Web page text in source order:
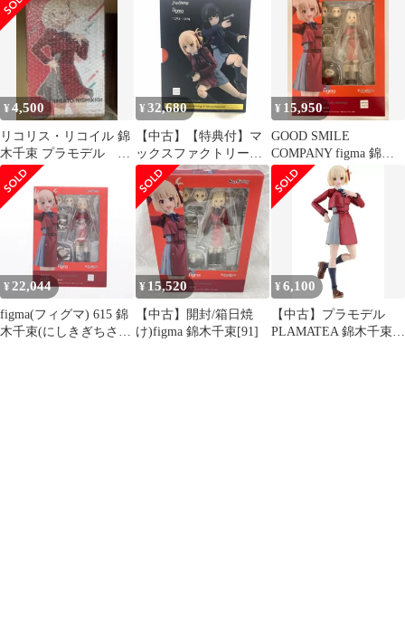
グマ) 錦木千束&井ノ上
たきなセット(にしきぎ
ちさと&いのうえたき
な) リコリス・リコイ
ル 完成品 可動フィギュ
ア マックスファクトリ
ー
¥4,500
リコリス・リコイル 錦
木千束 プラモデル
PLAMATEA
¥ 32,680
【中古】【特典付】マ
ックスファクトリー
figma 錦木千束＆井ノ
上たきなセット リコリ
ス・リコイル リコリコ
[10]
¥ 15,950
GOOD SMILE
COMPANY figma 錦木
千束 615
¥ 22,044
figma(フィグマ) 615 錦
木千束(にしきぎちさ
¥ 15,520
【中古】開封/箱日焼
け)figma 錦木千束[91]
¥6,100
【中古】プラモデル
PLAMATEA 錦木千束